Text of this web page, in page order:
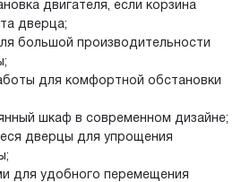
двигателя, если корзина
дверца;
большой производительности
для комфортной обстановки
шкаф в современном дизайне;
дверцы для упрощения
для удобного перемещения